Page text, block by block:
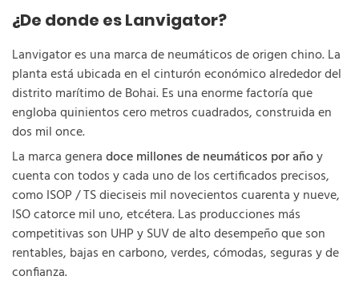
¿De donde es Lanvigator?
Lanvigator es una marca de neumáticos de origen chino. La
planta está ubicada en el cinturón económico alrededor del
distrito marítimo de Bohai. Es una enorme factoría que
engloba quinientos cero metros cuadrados, construida en
dos mil once.
La marca generadoce millones de neumáticos por añoy
cuenta con todos y cada uno de los certificados precisos,
como ISOP / TS dieciseis mil novecientos cuarenta y nueve,
ISO catorce mil uno, etcétera. Las producciones más
competitivas son UHP y SUV de alto desempeño que son
rentables, bajas en carbono, verdes, cómodas, seguras y de
confianza.